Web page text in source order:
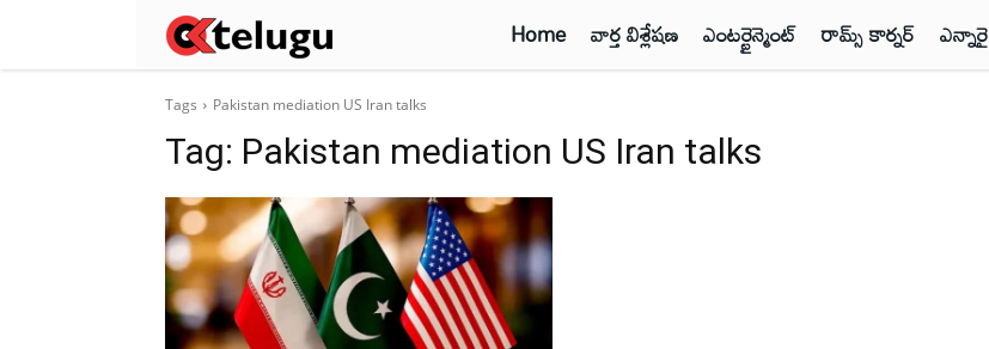
Home వార్త విశ్లేషణ ఎంటర్టైన్మెంట్ రామ్స్ కార్నర్ ఎన్నారై
Tags Pakistan mediation US Iran talks
Tag: Pakistan mediation US Iran talks